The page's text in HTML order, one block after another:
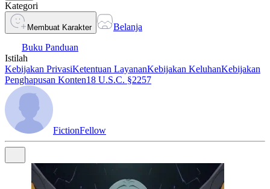
Kategori
Membuat Karakter
Belanja
Buku Panduan
Istilah
Kebijakan PrivasiKetentuan LayananKebijakan KeluhanKebijakan
Penghapusan Konten18 U.S.C. §2257
FictionFellow